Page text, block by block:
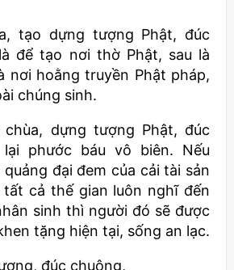
tạo dựng tượng Phật, đúc
để tạo nơi thờ Phật, sau là
nơi hoằng truyền Phật pháp,
chúng sinh.
dựng tượng Phật, đúc
lại phước báu vô biên. Nếu
đại đem của cải tài sản
cả thế gian luôn nghĩ đến
sinh thì người đó sẽ được
tặng hiện tại, sống an lạc.
đúc chuông,